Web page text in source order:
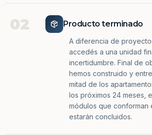
02 Producto terminado
A diferencia de
accedés a una unidad
incertidumbre. Final de
hemos construido y
mitad de los
los próximos 24 meses,
módulos que conforman
estarán concluidos.